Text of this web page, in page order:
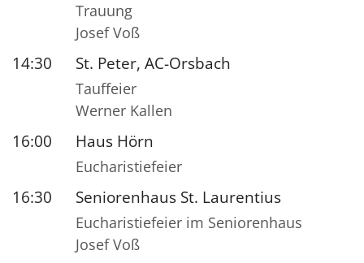
Trauung
Josef Voß
14:30 St. Peter, AC-Orsbach
Tauffeier
Werner Kallen
16:00 Haus Hörn
Eucharistiefeier
16:30 Seniorenhaus St. Laurentius
Eucharistiefeier im Seniorenhaus
Josef Voß